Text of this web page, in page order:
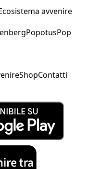
avvenire
PopotusPop
ShopContatti